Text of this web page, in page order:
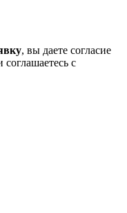
, вы даете согласие
с